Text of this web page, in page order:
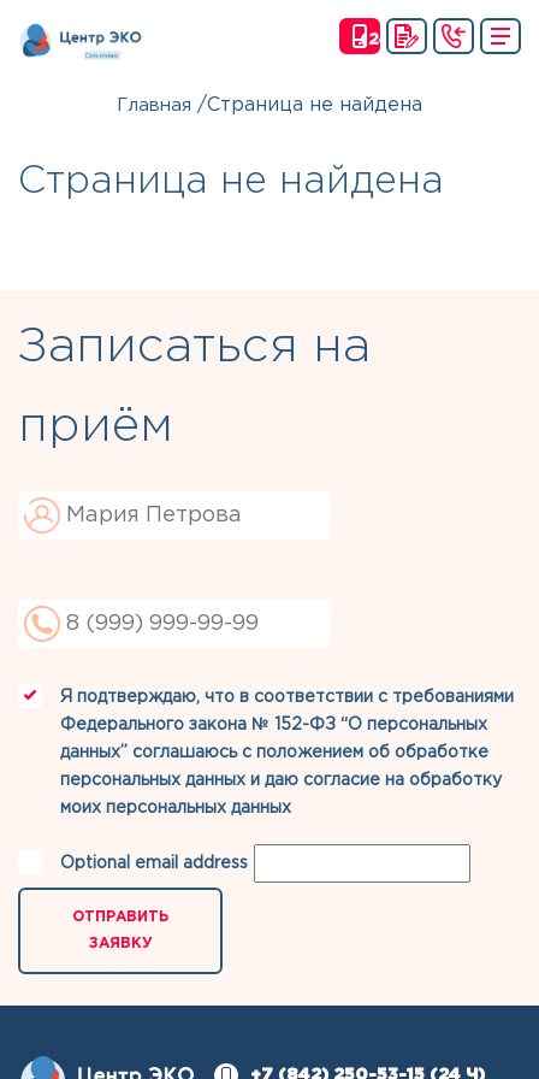
(24
Главная /Страница не найдена
Страница не найдена
Записаться на
приём
Я подтверждаю, что в соответствии с требованиями
Федерального закона № 152-ФЗ “О персональных
данных” соглашаюсь с положением об обработке
персональных данных и даю согласие на обработку
моих персональных данных
Optional email address
ОТПРАВИТЬ
ЗАЯВКУ
+7 (842) 250-53-15 (24 Ч)